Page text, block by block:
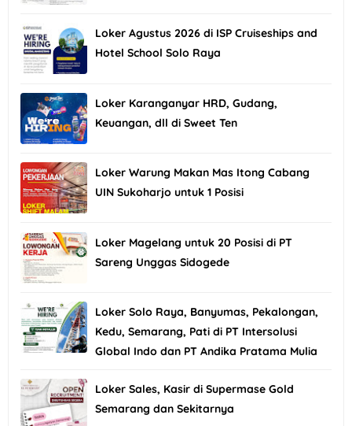
Loker Agustus 2026 di ISP Cruiseships and
Hotel School Solo Raya
Loker Karanganyar HRD, Gudang,
Keuangan, dll di Sweet Ten
Loker Warung Makan Mas Itong Cabang
UIN Sukoharjo untuk 1 Posisi
Loker Magelang untuk 20 Posisi di PT
Sareng Unggas Sidogede
Loker Solo Raya, Banyumas, Pekalongan,
Kedu, Semarang, Pati di PT Intersolusi
Global Indo dan PT Andika Pratama Mulia
Loker Sales, Kasir di Supermase Gold
Semarang dan Sekitarnya